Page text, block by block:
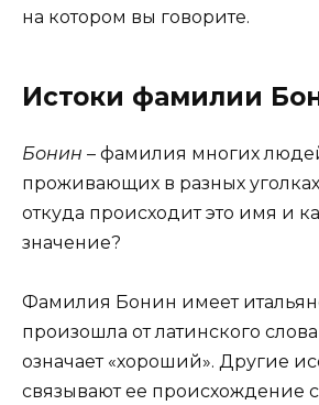
на котором вы говорите.
Истоки фамилии
Бонин – фамилия многих
проживающих в разных
откуда происходит это имя и
значение?
Фамилия Бонин имеет
произошла от латинского
означает «хороший». Другие
связывают ее происхождение